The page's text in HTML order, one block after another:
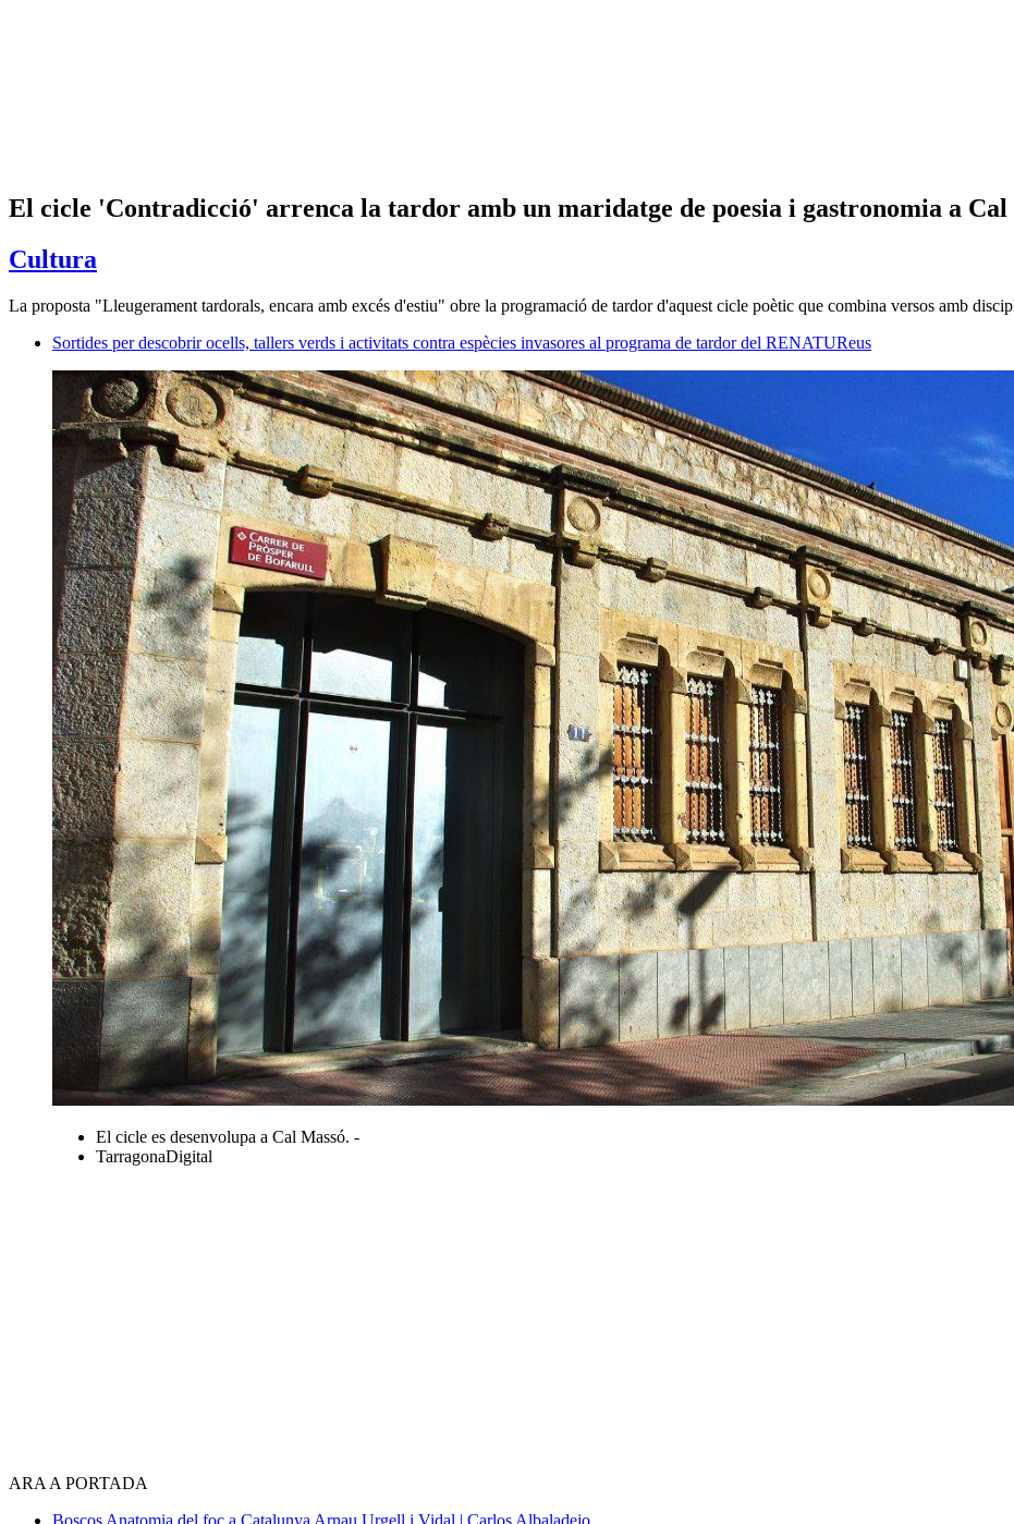
El cicle 'Contradicció' arrenca la tardor amb un maridatge de poesia i gastronomia a Cal
Cultura
La proposta "Lleugerament tardorals, encara amb excés d'estiu" obre la programació de tardor d'aquest cicle poètic que combina versos amb
Sortides per descobrir ocells, tallers verds i activitats contra espècies invasores al programa de tardor del RENATUReus
El cicle es desenvolupa a Cal Massó. -
TarragonaDigital
ARA A PORTADA
Boscos Anatomia del foc a Catalunya Arnau Urgell i Vidal | Carlos Albaladejo